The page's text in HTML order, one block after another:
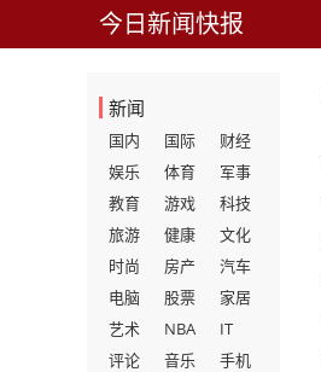
今日新闻快报
新闻
国内 国际
财经
娱乐
体育
军事
教育
游戏
科技
旅游
健康
文化
时尚
房产
汽车
电脑
股票
家居
艺术
NBA
IT
评论
音乐
手机